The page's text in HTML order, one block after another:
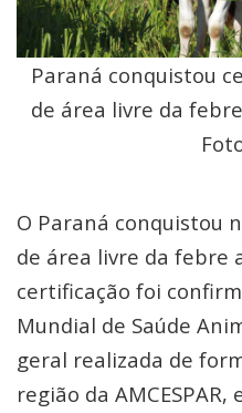
Paraná conquistou
de área livre da
O Paraná conquistou
de área livre da febre
certificação foi
Mundial de Saúde
geral realizada de
região da